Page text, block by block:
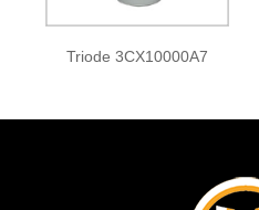
Triode 3CX10000A7